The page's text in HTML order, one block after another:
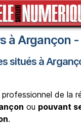
à Argançon -
situés à
de la
ou pouvant
.